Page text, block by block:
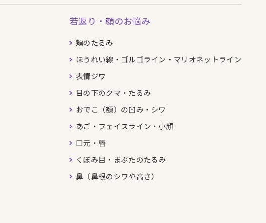
若返り・顔のお悩み
頬のたるみ
ほうれい線・ゴルゴライン・マリオネットライン
表情ジワ
目の下のクマ・たるみ
おでこ（額）の凹み・シワ
あご・フェイスライン・小顔
口元・唇
くぼみ目・まぶたのたるみ
鼻（鼻根のシワや高さ）